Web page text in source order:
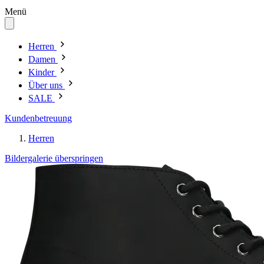
Menü
Herren
Damen
Kinder
Über uns
SALE
Kundenbetreuung
Herren
Bildergalerie überspringen